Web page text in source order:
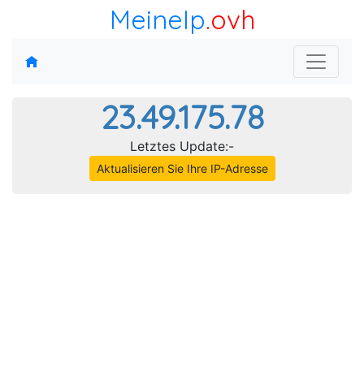
MeineIp.ovh
23.49.175.78
Letztes Update:-
Aktualisieren Sie Ihre IP-Adresse